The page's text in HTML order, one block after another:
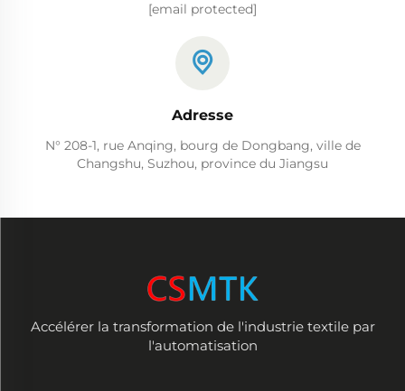
[email protected]
Adresse
N° 208-1, rue Anqing, bourg de Dongbang, ville de
Changshu, Suzhou, province du Jiangsu
Accélérer la transformation de l'industrie textile par
l'automatisation